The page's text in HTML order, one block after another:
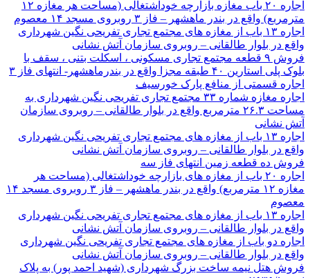
اجاره ۲۰ باب مغازه بازارچه خوداشتغالی (مساحت هر مغازه ۱۲
مترمربع) واقع در بندر ماهشهر – فاز ۳ روبروی مسجد ۱۴ معصوم
اجاره ۱۳ باب از مغازه های مجتمع تجاری تفریحی نگین شهرداری
واقع در بلوار طالقانی – روبروی سازمان آتش نشانی
فروش ۹ قطعه مجتمع تجاری مسکونی ، اسکلت بتنی ، سقف با
بلوک پلی استارین ۴۰ طبقه مجزا واقع در بندرماهشهر- انتهای فاز ۳
اجاره قسمتی از منافع پارک خورسیف
اجاره مغازه شماره ۳۳ مجتمع تجاری تفریحی نگین شهرداری به
مساحت ۲۶.۳ مترمربع واقع در بلوار طالقانی – روبروی سازمان
آتش نشانی
اجاره ۱۳ باب از مغازه های مجتمع تجاری تفریحی نگین شهرداری
واقع در بلوار طالقانی – روبروی سازمان آتش نشانی
فروش ده قطعه زمین انتهای فاز سه
اجاره ۲۰ باب از مغازه های بازارچه خوداشتغالی (مساحت هر
مغازه ۱۲ مترمربع) واقع در بندر ماهشهر – فاز ۳ روبروی مسجد ۱۴
معصوم
اجاره ۱۳ باب از مغازه های مجتمع تجاری تفریحی نگین شهرداری
واقع در بلوار طالقانی – روبروی سازمان آتش نشانی
اجاره دو باب از مغازه های مجتمع تجاری تفریحی نگین شهرداری
واقع در بلوار طالقانی – روبروی سازمان آتش نشانی
فروش هتل نیمه ساخت بزرگ شهرداری (شهید احمد پور) به پلاک